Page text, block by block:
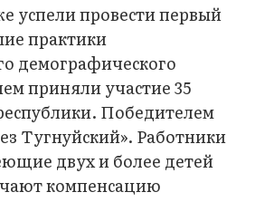
успели провести первый
практики
демографического
приняли участие 35
Победителем
Тугнуйский». Работники
двух и более детей
компенсацию